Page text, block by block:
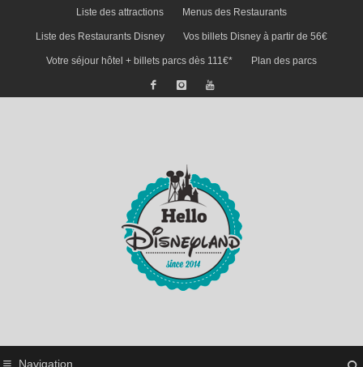
Liste des attractions Menus des Restaurants
Liste des Restaurants Disney Vos billets Disney à partir de 56€
Votre séjour hôtel + billets parcs dès 111€* Plan des parcs
Navigation